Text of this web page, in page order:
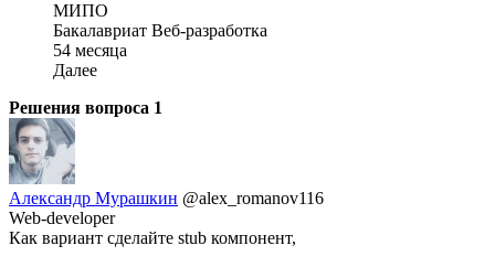
МИПО
Бакалавриат Веб-разработка
54 месяца
Далее
Решения вопроса 1
Александр Мурашкин @alex_romanov116
Web-developer
Как вариант сделайте stub компонент,